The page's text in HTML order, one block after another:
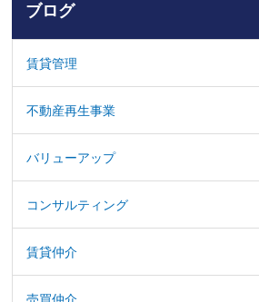
ブログ
賃貸管理
不動産再生事業
バリューアップ
コンサルティング
賃貸仲介